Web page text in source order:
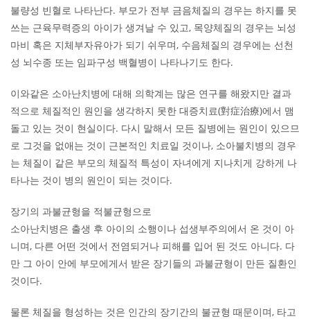
불량성 빈혈로 나타난다. 부모가 전부 금음체질의 경우는 하지를 못
쓰는 근육무력증의 아이가 생겨날 수 있고, 목양체질의 경우는 뇌성
마비 혹은 지체부자유아가 되기 쉬우며, 수음체질의 경우에는 선천
성 뇌수종 또는 임파구성 백혈병이 나타나기도 한다.
이와같은 소아난치병에 대해 의학계는 많은 연구를 해왔지만 결과
적으로 체질적인 원인을 생각하지 못한 대증치료(對症治療)에서 맴
돌고 있는 것이 현실이다. 다시 말해서 모든 질병에는 원인이 있으므
로 그것을 없애는 것이 근본적인 치료일 것이나, 소아불치병의 경우
는 체질이 같은 부모의 체질적 특성이 자녀에게 지나치게 강하게 나
타나는 것이 병의 원인이 되는 것이다.
장기의 과불균형을 적불균형으로
소아난치병은 출생 후 아이의 소행이나 섭생부주의에서 온 것이 아
니며, 다른 어떤 것에서 전염되거나 피해를 입어 된 것도 아니다. 다
만 그 아이 안에 부모에게서 받은 장기들의 과불균형이 만든 질환인
것이다.
물론 체질을 형성하는 것은 인간의 장기간의 불균형 때문이며, 타고